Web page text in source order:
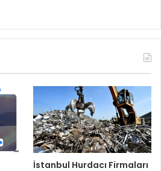
İstanbul Hurdacı Firmaları